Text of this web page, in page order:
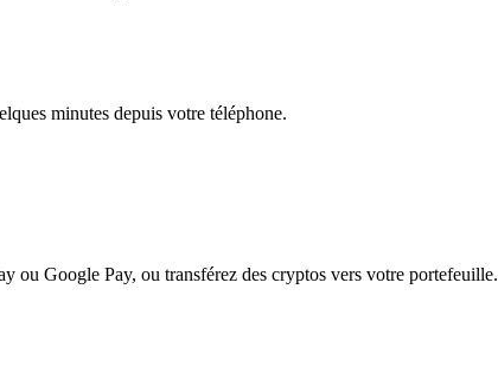
minutes depuis votre téléphone.
ou Google Pay, ou transférez des cryptos vers votre portefeuille.